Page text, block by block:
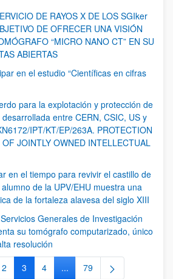
DE RAYOS X DE LOS SGIker
DE OFRECER UNA VISIÓN
“MICRO NANO CT” EN SU
ABIERTAS
en el estudio “Científicas en cifras
para la explotación y protección de
entre CERN, CSIC, US y
IPT/KT/EP/263A. PROTECTION
JOINTLY OWNED INTELLECTUAL
en el tiempo para revivir el castillo de
de la UPV/EHU muestra una
de la fortaleza alavesa del siglo XIII
Generales de Investigación
su tomógrafo computarizado, único
resolución
Página
2 Página
3 Página
4 ...Páginas intermedias Use
Página
79